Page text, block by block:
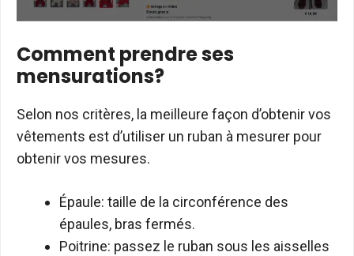
Comment prendre ses
mensurations?
Selon nos critères, la meilleure façon d’obtenir vos
vêtements est d’utiliser un ruban à mesurer pour
obtenir vos mesures.
Épaule: taille de la circonférence des
épaules, bras fermés.
Poitrine: passez le ruban sous les aisselles